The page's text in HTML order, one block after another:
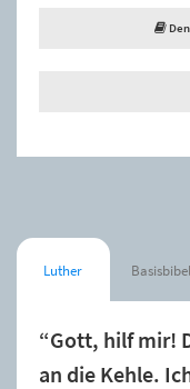
Luther Basisbibel
“Gott, hilf mir!
an die Kehle.